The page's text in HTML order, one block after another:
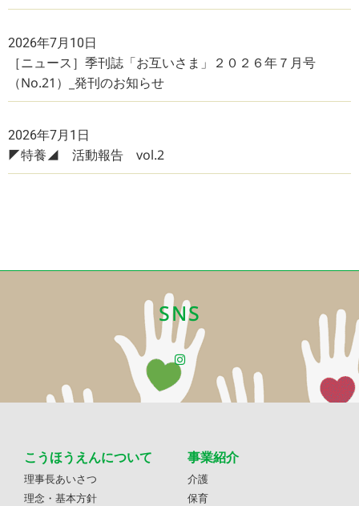
2026年7月10日
［ニュース］季刊誌「お互いさま」２０２６年７月号
（No.21）_発刊のお知らせ
2026年7月1日
◤特養◢ 活動報告 vol.2
SNS
こうほうえんについて
理事長あいさつ
理念・基本方針
事業紹介
介護
保育